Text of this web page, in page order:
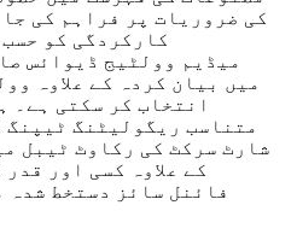
کی ضروریات پر فراہم کی
کارکردگی کو
میں بیان کردہ کے علاوہ
انتخاب کر سکتی ہے۔
متناسب ریگولیٹنگ ٹیپنگ
کے علاوہ کسی اور